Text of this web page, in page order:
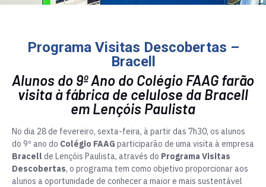
Programa Visitas Descobertas –
Bracell
Alunos do 9º Ano do Colégio FAAG farão
visita à fábrica de celulose da Bracell
em Lençóis Paulista
No dia 28 de fevereiro, sexta-feira, à partir das 7h30, os alunos
do 9º ano do Colégio FAAG participarão de uma visita à empresa
Bracell de Lençóis Paulista, através do Programa Visitas
Descobertas, o programa tem como objetivo proporcionar aos
alunos a oportunidade de conhecer a maior e mais sustentável